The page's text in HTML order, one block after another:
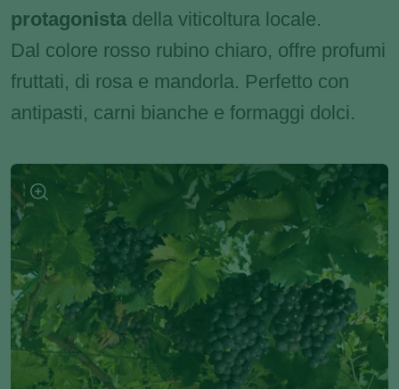
protagonista della viticoltura locale.
Dal colore rosso rubino chiaro, offre profumi
fruttati, di rosa e mandorla. Perfetto con
antipasti, carni bianche e formaggi dolci.